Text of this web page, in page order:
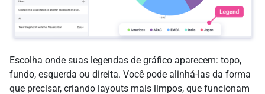
Escolha onde suas legendas de gráfico aparecem: topo,
fundo, esquerda ou direita. Você pode alinhá-las da forma
que precisar, criando layouts mais limpos, que funcionam